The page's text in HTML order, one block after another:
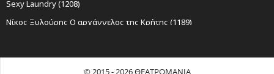
Sexy Laundry (1208)
Νίκος Ξυλούρης Ο αρχάγγελος της Κρήτης (1189)
Όχι Άλλο Κάρβουνο (1069)
© 2015 - 2026 ΘΕΑΤΡΟΜΑΝΙΑ